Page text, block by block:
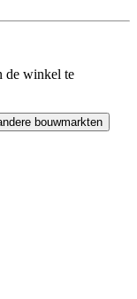
de winkel te
bouwmarkten